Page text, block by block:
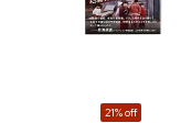
21% off